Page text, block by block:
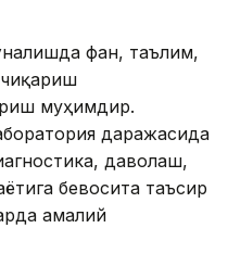
фан, таълим,
муҳимдир.
даражасида
даволаш,
бевосита таъсир
амалий